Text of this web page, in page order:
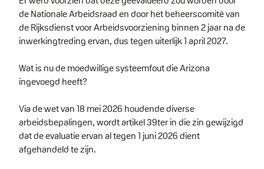
de Nationale Arbeidsraad en door het beheerscomité van
de Rijksdienst voor Arbeidsvoorziening binnen 2 jaar na de
inwerkingtreding ervan, dus tegen uiterlijk 1 april 2027.
Wat is nu de moedwillige systeemfout die Arizona
ingevoegd heeft?
Via de wet van 18 mei 2026 houdende diverse
arbeidsbepalingen, wordt artikel 39ter in die zin gewijzigd
dat de evaluatie ervan al tegen 1 juni 2026 dient
afgehandeld te zijn.